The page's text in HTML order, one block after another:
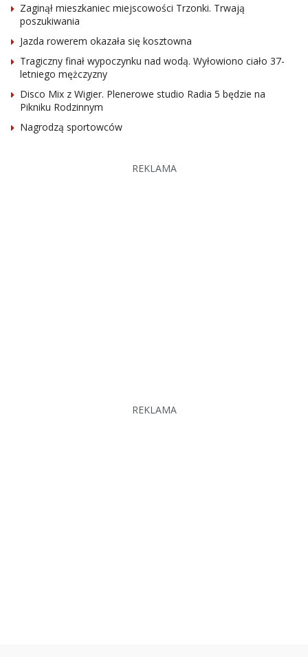
Zaginął mieszkaniec miejscowości Trzonki. Trwają
poszukiwania
Jazda rowerem okazała się kosztowna
Tragiczny finał wypoczynku nad wodą. Wyłowiono ciało 37-
letniego mężczyzny
Disco Mix z Wigier. Plenerowe studio Radia 5 będzie na
Pikniku Rodzinnym
Nagrodzą sportowców
REKLAMA
REKLAMA